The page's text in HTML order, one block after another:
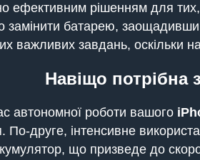
ефективним рішенням для
замінити батарею,
важливих завдань, оскільки
Навіщо потрібна
автономної роботи вашого
По-друге, інтенсивне
що призведе до